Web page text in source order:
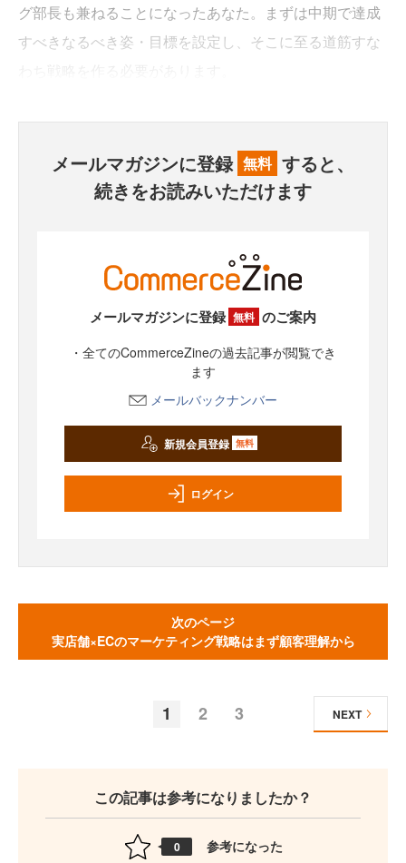
グ部長も兼ねることになったあなた。まずは中期で達成
すべきなるべき姿・目標を設定し、そこに至る道筋すな
メールマガジンに登録 無料 すると、
続きをお読みいただけます
メールマガジンに登録 無料 のご案内
・全てのCommerceZineの過去記事が閲覧でき
ます
メールバックナンバー
新規会員登録 無料
ログイン
次のページ
実店舗×ECのマーケティング戦略はまず顧客理解から
1 2 3 NEXT
この記事は参考になりましたか？
0 参考になった